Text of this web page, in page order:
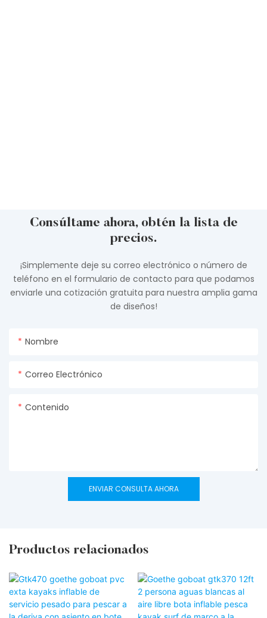
Consúltame ahora, obtén la lista de
precios.
¡Simplemente deje su correo electrónico o número de
teléfono en el formulario de contacto para que podamos
enviarle una cotización gratuita para nuestra amplia gama
de diseños!
Nombre
Correo Electrónico
Contenido
ENVIAR CONSULTA AHORA
Productos relacionados